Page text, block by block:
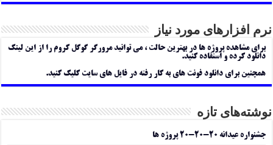
نرم افزارهای مورد نیاز
برای مشاهده پروژه ها در بهترین حالت ، می توانید مرورگر گوگل کروم را از این لینک
دانلود کرده و استفاده کنید.
همچنین برای دانلود فونت های به کار رفته در فایل های سایت کلیک کنید.
نوشته‌های تازه
جشنواره عیدانه ۲۰-۲۰-۲۰ پروژه ها